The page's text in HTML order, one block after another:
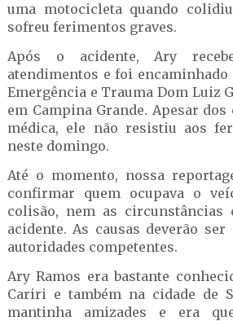
uma motocicleta quando
sofreu ferimentos graves.
Após o acidente, Ary
atendimentos e foi
Emergência e Trauma Dom Luiz
em Campina Grande. Apesar
médica, ele não resistiu aos
neste domingo.
Até o momento, nossa
confirmar quem ocupava o
colisão, nem as circunstâncias
acidente. As causas deverão
autoridades competentes.
Ary Ramos era bastante
Cariri e também na cidade de
mantinha amizades e era